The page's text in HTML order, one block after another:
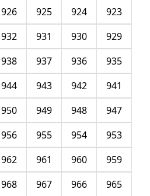
923
924
925
926
929
930
931
932
935
936
937
938
941
942
943
944
947
948
949
950
953
954
955
956
959
960
961
962
965
966
967
968